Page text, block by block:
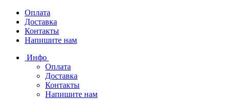
Оплата
Доставка
Контакты
Напишите нам
Инфо
Оплата
Доставка
Контакты
Напишите нам